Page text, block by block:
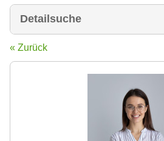
Detailsuche
« Zurück